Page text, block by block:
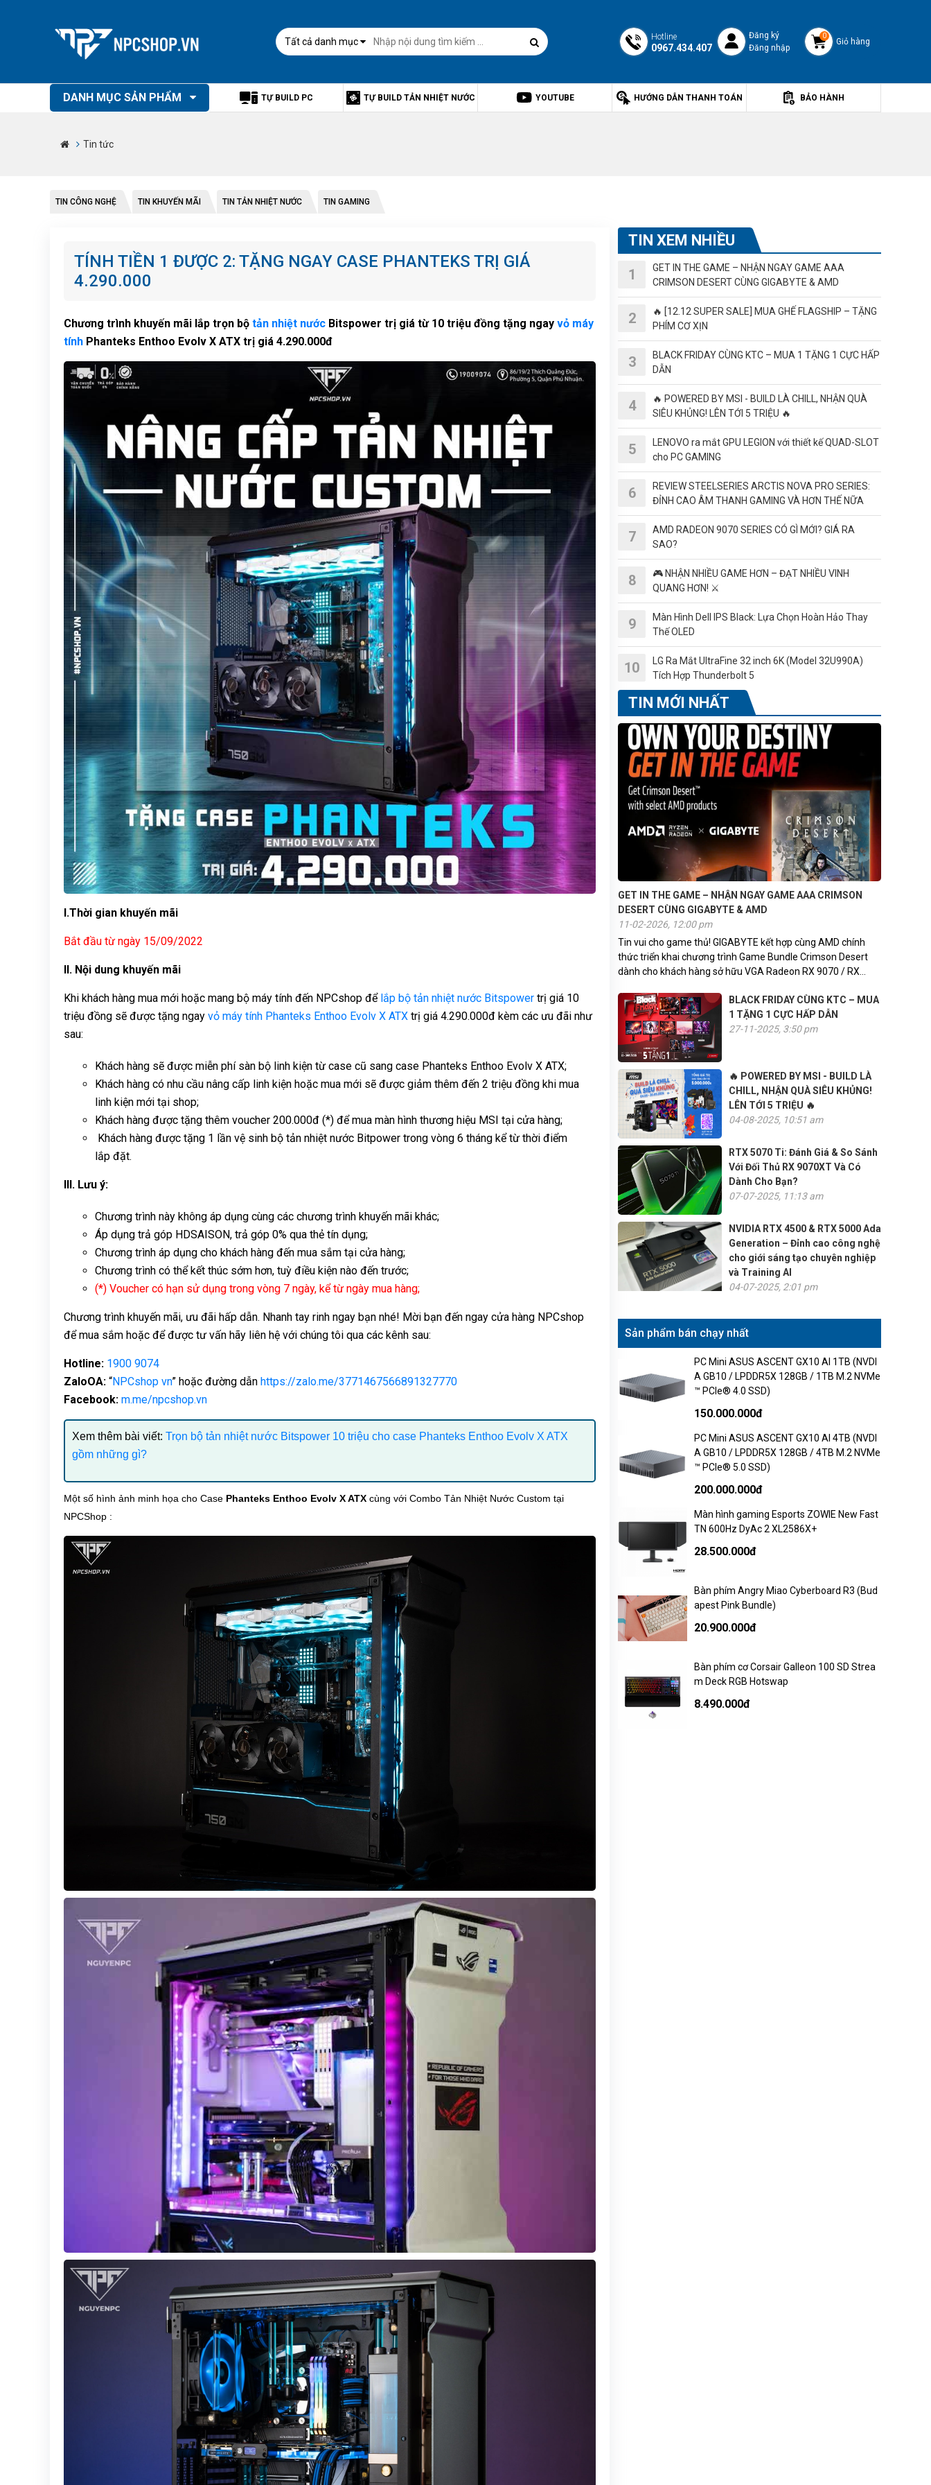
Tất cả danh mục Hotline
0967.434.407
Đăng ký
Đăng nhập
0
Giỏ hàng
DANH MỤC SẢN PHẨM TỰ BUILD PC TỰ BUILD TẢN NHIỆT NƯỚC YOUTUBE HƯỚNG DẪN THANH TOÁN BẢO HÀNH
Tin tức
TIN CÔNG NGHỆ TIN KHUYẾN MÃI TIN TẢN NHIỆT NƯỚC TIN GAMING
TÍNH TIỀN 1 ĐƯỢC 2: TẶNG NGAY CASE PHANTEKS TRỊ GIÁ
4.290.000
Chương trình khuyến mãi lắp trọn bộ tản nhiệt nước Bitspower trị giá từ 10 triệu đồng tặng ngay vỏ máy
tính Phanteks Enthoo Evolv X ATX trị giá 4.290.000đ
I.Thời gian khuyến mãi
Bắt đầu từ ngày 15/09/2022
II. Nội dung khuyến mãi
Khi khách hàng mua mới hoặc mang bộ máy tính đến NPCshop để lắp bộ tản nhiệt nước Bitspower trị giá 10
triệu đồng sẽ được tặng ngay vỏ máy tính Phanteks Enthoo Evolv X ATX trị giá 4.290.000đ kèm các ưu đãi như
sau:
Khách hàng sẽ được miễn phí sàn bộ linh kiện từ case cũ sang case Phanteks Enthoo Evolv X ATX;
Khách hàng có nhu cầu nâng cấp linh kiện hoặc mua mới sẽ được giảm thêm đến 2 triệu đồng khi mua
linh kiện mới tại shop;
Khách hàng được tặng thêm voucher 200.000đ (*) để mua màn hình thương hiệu MSI tại cửa hàng;
Khách hàng được tặng 1 lần vệ sinh bộ tản nhiệt nước Bitpower trong vòng 6 tháng kể từ thời điểm
lắp đặt.
III. Lưu ý:
Chương trình này không áp dụng cùng các chương trình khuyến mãi khác;
Áp dụng trả góp HDSAISON, trả góp 0% qua thẻ tín dụng;
Chương trình áp dụng cho khách hàng đến mua sắm tại cửa hàng;
Chương trình có thể kết thúc sớm hơn, tuỳ điều kiện nào đến trước;
(*) Voucher có hạn sử dụng trong vòng 7 ngày, kể từ ngày mua hàng;
Chương trình khuyến mãi, ưu đãi hấp dẫn. Nhanh tay rinh ngay bạn nhé! Mời bạn đến ngay cửa hàng NPCshop
để mua sắm hoặc để được tư vấn hãy liên hệ với chúng tôi qua các kênh sau:
Hotline: 1900 9074
ZaloOA: “NPCshop vn” hoặc đường dẫn https://zalo.me/3771467566891327770
Facebook: m.me/npcshop.vn
Xem thêm bài viết: Trọn bộ tản nhiệt nước Bitspower 10 triệu cho case Phanteks Enthoo Evolv X ATX
gồm những gì?
Một số hình ảnh minh họa cho Case Phanteks Enthoo Evolv X ATX cùng với Combo Tản Nhiệt Nước Custom tại
NPCShop :
TIN XEM NHIỀU
GET IN THE GAME – NHẬN NGAY GAME AAA
CRIMSON DESERT CÙNG GIGABYTE & AMD
🔥 [12.12 SUPER SALE] MUA GHẾ FLAGSHIP – TẶNG
PHÍM CƠ XỊN
BLACK FRIDAY CÙNG KTC – MUA 1 TẶNG 1 CỰC HẤP
DẪN
🔥 POWERED BY MSI - BUILD LÀ CHILL, NHẬN QUÀ
SIÊU KHỦNG! LÊN TỚI 5 TRIỆU 🔥
LENOVO ra mắt GPU LEGION với thiết kế QUAD-SLOT
cho PC GAMING
REVIEW STEELSERIES ARCTIS NOVA PRO SERIES:
ĐỈNH CAO ÂM THANH GAMING VÀ HƠN THẾ NỮA
AMD RADEON 9070 SERIES CÓ GÌ MỚI? GIÁ RA
SAO?
🎮 NHẬN NHIỀU GAME HƠN – ĐẠT NHIỀU VINH
QUANG HƠN! ⚔️
Màn Hình Dell IPS Black: Lựa Chọn Hoàn Hảo Thay
Thế OLED
LG Ra Mắt UltraFine 32 inch 6K (Model 32U990A)
Tích Hợp Thunderbolt 5
TIN MỚI NHẤT
GET IN THE GAME – NHẬN NGAY GAME AAA CRIMSON
DESERT CÙNG GIGABYTE & AMD
11-02-2026, 12:00 pm
Tin vui cho game thủ! GIGABYTE kết hợp cùng AMD chính
thức triển khai chương trình Game Bundle Crimson Desert
dành cho khách hàng sở hữu VGA Radeon RX 9070 / RX
BLACK FRIDAY CÙNG KTC – MUA
1 TẶNG 1 CỰC HẤP DẪN
27-11-2025, 3:50 pm
🔥 POWERED BY MSI - BUILD LÀ
CHILL, NHẬN QUÀ SIÊU KHỦNG!
LÊN TỚI 5 TRIỆU 🔥
04-08-2025, 10:51 am
RTX 5070 Ti: Đánh Giá & So Sánh
Với Đối Thủ RX 9070XT Và Có
Dành Cho Bạn?
07-07-2025, 11:13 am
NVIDIA RTX 4500 & RTX 5000 Ada
Generation – Đỉnh cao công nghệ
cho giới sáng tạo chuyên nghiệp
và Training AI
04-07-2025, 2:01 pm
Sản phẩm bán chạy nhất
PC Mini ASUS ASCENT GX10 AI 1TB (NVDI
A GB10 / LPDDR5X 128GB / 1TB M.2 NVMe
™ PCIe® 4.0 SSD)
150.000.000đ
PC Mini ASUS ASCENT GX10 AI 4TB (NVDI
A GB10 / LPDDR5X 128GB / 4TB M.2 NVMe
™ PCIe® 5.0 SSD)
200.000.000đ
Màn hình gaming Esports ZOWIE New Fast
TN 600Hz DyAc 2 XL2586X+
28.500.000đ
Bàn phím Angry Miao Cyberboard R3 (Bud
apest Pink Bundle)
20.900.000đ
Bàn phím cơ Corsair Galleon 100 SD Strea
m Deck RGB Hotswap
8.490.000đ